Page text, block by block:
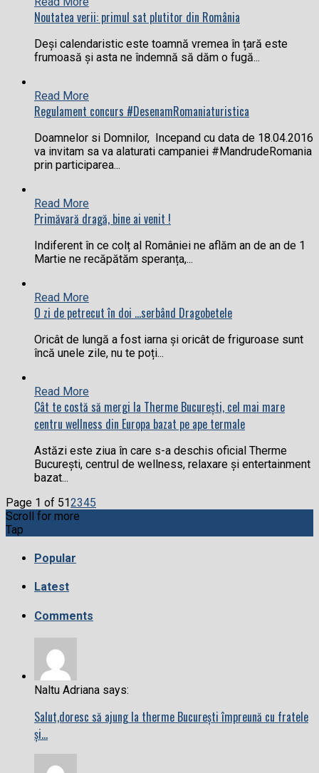
Noutatea verii: primul sat plutitor din România
Deși calendaristic este toamnă vremea în țară este
frumoasă și asta ne îndemnă să dăm o fugă...
Read More
Regulament concurs #DesenamRomaniaturistica
Doamnelor si Domnilor, Incepand cu data de 18.04.2016
va invitam sa va alaturati campaniei #MandrudeRomania
prin participarea...
Read More
Primăvară dragă, bine ai venit !
Indiferent în ce colț al României ne aflăm an de an de 1
Martie ne recăpătăm speranța,...
Read More
O zi de petrecut în doi …serbând Dragobetele
Oricât de lungă a fost iarna și oricât de friguroase sunt
încă unele zile, nu te poți...
Read More
Cât te costă să mergi la Therme București, cel mai mare
centru wellness din Europa bazat pe ape termale
Astăzi este ziua în care s-a deschis oficial Therme
București, centrul de wellness, relaxare şi entertainment
bazat...
Page 1 of 512345
Scroll for more
Tap
Popular
Latest
Comments
Naltu Adriana says:
Salut,doresc să ajung la therme București împreună cu fratele
și…